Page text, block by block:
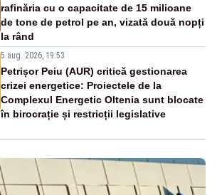
rafinăria cu o capacitate de 15 milioane
de tone de petrol pe an, vizată două nopți
la rând
5 aug. 2026, 19:53
Petrișor Peiu (AUR) critică gestionarea
crizei energetice: Proiectele de la
Complexul Energetic Oltenia sunt blocate
în birocrație și restricții legislative